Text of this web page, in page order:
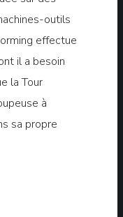
outils
effectue
il a besoin
la Tour
à
sa propre